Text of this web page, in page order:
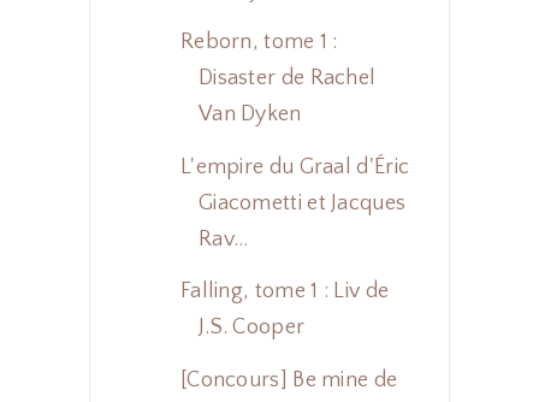
Reborn, tome 1 :
Disaster de Rachel
Van Dyken
L'empire du Graal d'Éric
Giacometti et Jacques
Rav...
Falling, tome 1 : Liv de
J.S. Cooper
[Concours] Be mine de